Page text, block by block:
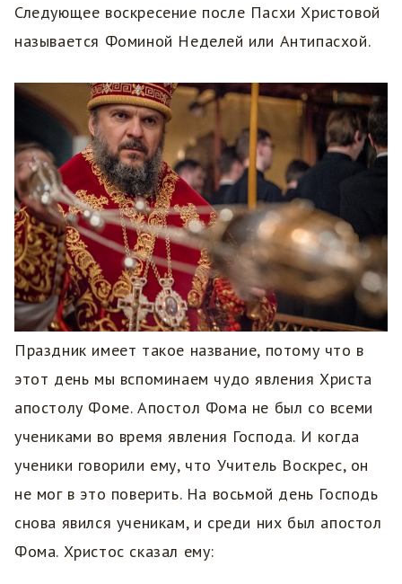
Следующее воскресение после Пасхи Христовой
называется Фоминой Неделей или Антипасхой.
Праздник имеет такое название, потому что в
этот день мы вспоминаем чудо явления Христа
апостолу Фоме. Апостол Фома не был со всеми
учениками во время явления Господа. И когда
ученики говорили ему, что Учитель Воскрес, он
не мог в это поверить. На восьмой день Господь
снова явился ученикам, и среди них был апостол
Фома. Христос сказал ему: